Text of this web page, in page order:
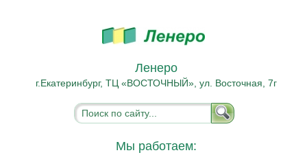
Ленеро
г.Екатеринбург, ТЦ «ВОСТОЧНЫЙ», ул. Восточная, 7г
Мы работаем: